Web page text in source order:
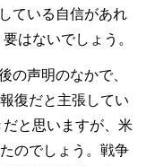
ている自信があれ
はないでしょう。
の声明のなかで、
復だと主張してい
と思いますが、米
のでしょう。戦争